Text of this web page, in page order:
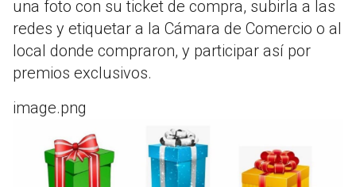
una foto con su ticket de compra, subirla a las
redes y etiquetar a la Cámara de Comercio o al
local donde compraron, y participar así por
premios exclusivos.
image.png